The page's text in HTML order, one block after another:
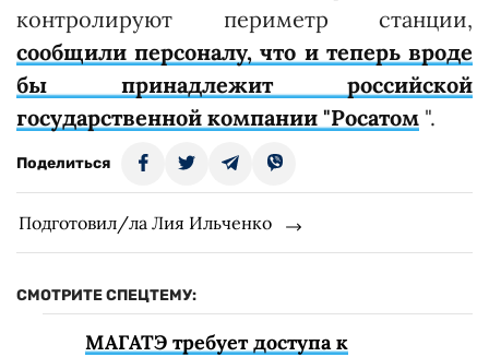
контролируют периметр станции,
сообщили персоналу, что и теперь вроде
бы принадлежит российской
государственной компании "Росатом ".
Поделиться
Подготовил/ла Лия Ильченко
СМОТРИТЕ СПЕЦТЕМУ:
МАГАТЭ требует доступа к